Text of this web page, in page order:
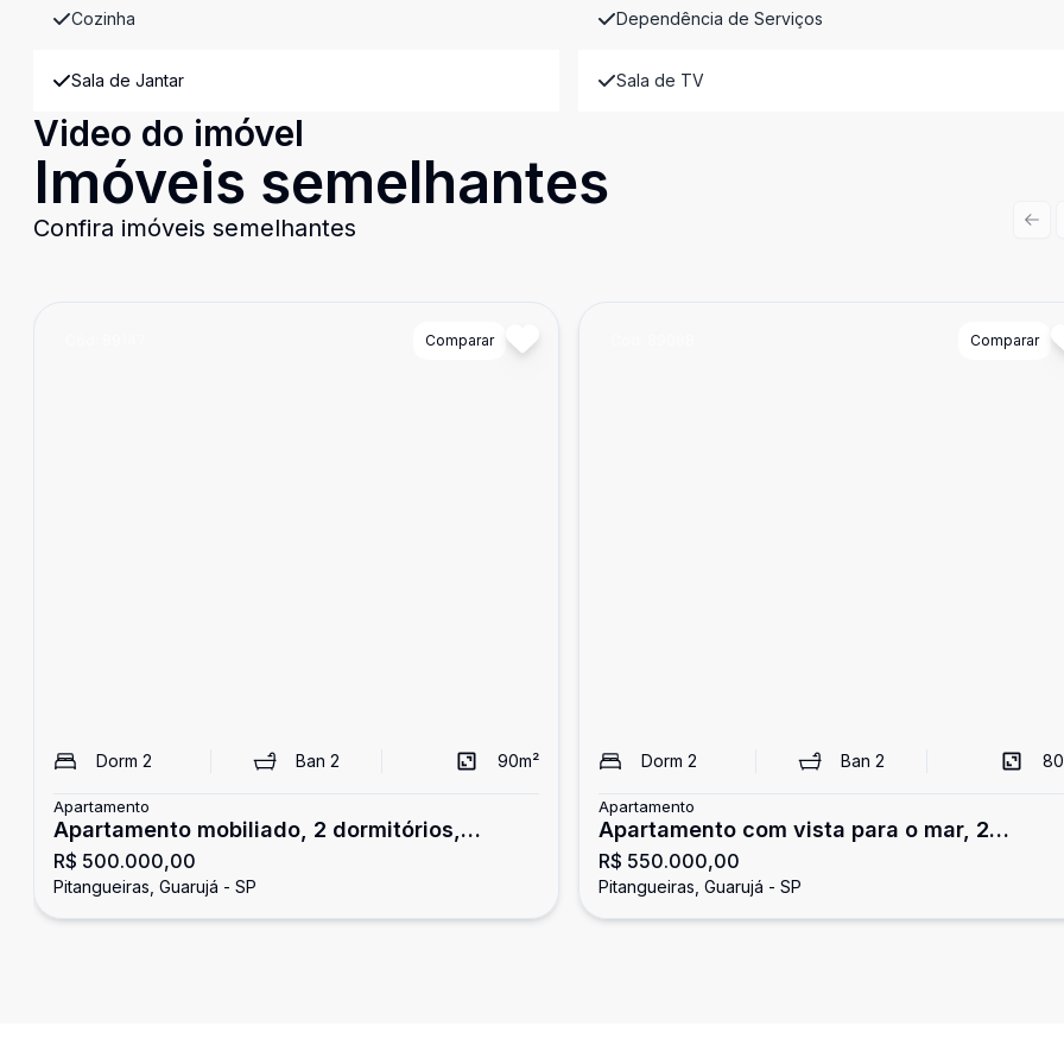
Cozinha Dependência de Serviços
Sala de Jantar Sala de TV
Video do imóvel
Imóveis semelhantes
Confira imóveis semelhantes
Comparar
Dorm 2 Ban2 90m²
Apartamento
Apartamento mobiliado, 2 dormitórios,
Pitangueiras, Guarujá
R$ 500.000,00
Pitangueiras, Guarujá - SP
Comparar
Dorm 2 Ban 2 80
Apartamento
Apartamento com vista para o mar, 2
dormitórios, Pitangueiras, Guarujá
R$ 550.000,00
Pitangueiras, Guarujá - SP